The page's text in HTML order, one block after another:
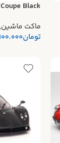
Black
ماکت ماشین
تومان